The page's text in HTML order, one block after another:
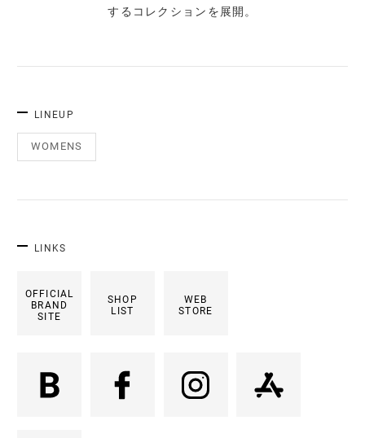
するコレクションを展開。
LINEUP
WOMENS
LINKS
OFFICIAL
BRAND
SITE
SHOP
LIST
WEB
STORE